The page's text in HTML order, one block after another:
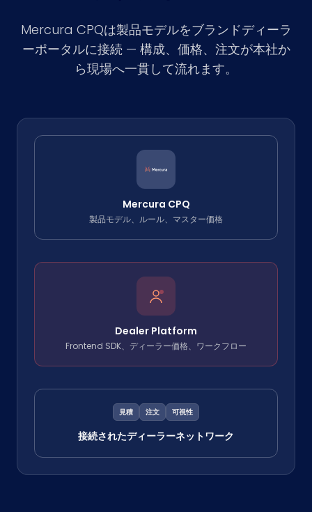
Mercura CPQは製品モデルをブランドディーラ
ーポータルに接続 — 構成、価格、注文が本社か
ら現場へ一貫して流れます。
Mercura CPQ
製品モデル、ルール、マスター価格
Dealer Platform
Frontend SDK、ディーラー価格、ワークフロー
見積 注文 可視性
接続されたディーラーネットワーク